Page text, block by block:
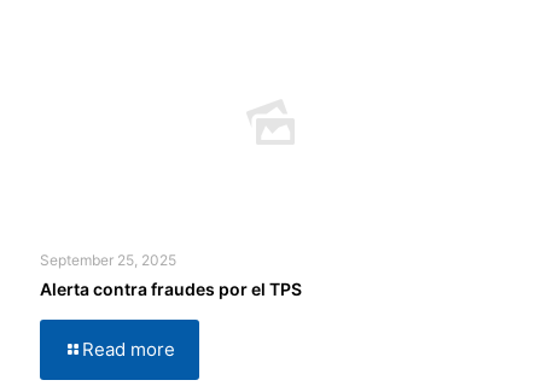
September 25, 2025
Alerta contra fraudes por el TPS
Read more